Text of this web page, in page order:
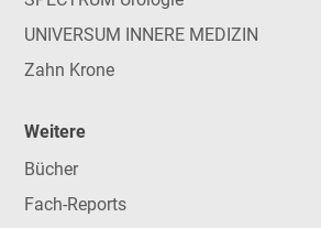
UNIVERSUM INNERE MEDIZIN
Zahn Krone
Weitere
Bücher
Fach-Reports